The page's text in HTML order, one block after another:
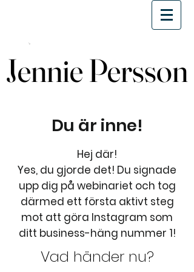
Jennie Persson
Jennie Persson
Du är inne!
Hej där!
Yes, du gjorde det! Du signade
upp dig på webinariet och tog
därmed ett första aktivt steg
mot att göra Instagram som
ditt business-häng nummer 1!
Vad händer nu?